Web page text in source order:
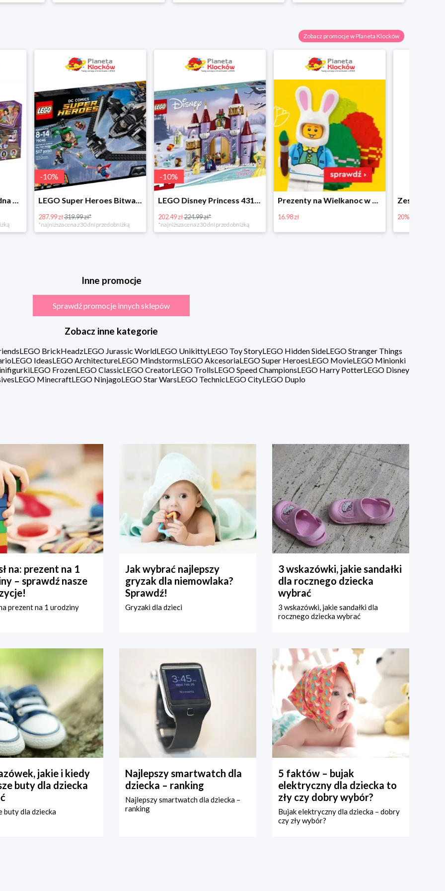
Zobacz promocje w Planeta Klocków
LEGO Super Heroes Bitwa powietrzna w super cenie
obniżką
10 %
LEGO Disney Princess 43180 Zimowe święto w zamku Belli
202.49 zł224.99 zł*
*najniższa cena z 30 dni przed obniżką
16.98 zł
Zestawy Bitbox LEGO Vidiyo w Planecie Klocków -20%
20%
Inne promocje
Sprawdź promocje innych sklepów
Zobacz inne kategorie
LEGO BrickHeadzLEGO Jurassic WorldLEGO UnikittyLEGO Toy StoryLEGO Hidden SideLEGO Stranger Things
LEGO IdeasLEGO ArchitectureLEGO MindstormsLEGO AkcesoriaLEGO Super HeroesLEGO MovieLEGO Minionki
LEGO FrozenLEGO ClassicLEGO CreatorLEGO TrollsLEGO Speed ChampionsLEGO Harry PotterLEGO Disney
LEGO MinecraftLEGO NinjagoLEGO Star WarsLEGO TechnicLEGO CityLEGO Duplo
na: prezent na 1
– sprawdź nasze
prezent na 1 urodziny
Jak wybrać najlepszy
gryzak dla niemowlaka?
Sprawdź!
Gryzaki dla dzieci
3 wskazówki, jakie sandałki
dla rocznego dziecka
wybrać
3 wskazówki, jakie sandałki dla
rocznego dziecka wybrać
jakie i kiedy
buty dla dziecka
buty dla dziecka
Najlepszy smartwatch dla
dziecka – ranking
Najlepszy smartwatch dla dziecka –
ranking
5 faktów – bujak
elektryczny dla dziecka to
zły czy dobry wybór?
Bujak elektryczny dla dziecka – dobry
czy zły wybór?